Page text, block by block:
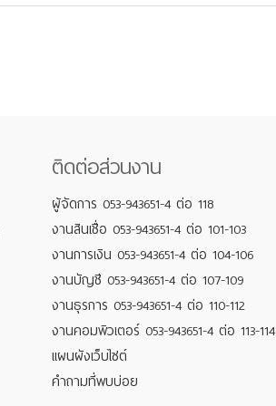
ติดต่อส่วนงาน
ผู้จัดการ 053-943651-4 ต่อ 118
งานสินเชื่อ 053-943651-4 ต่อ 101-103
งานการเงิน 053-943651-4 ต่อ 104-106
งานบัญชี 053-943651-4 ต่อ 107-109
งานธุรการ 053-943651-4 ต่อ 110-112
งานคอมพิวเตอร์ 053-943651-4 ต่อ 113-114
แผนผังเว็บไซต์
คำถามที่พบบ่อย